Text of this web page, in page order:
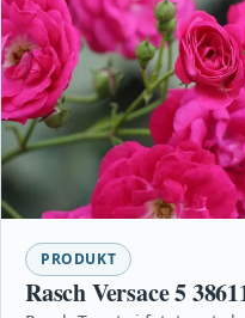
PRODUKT
Rasch Versace 5